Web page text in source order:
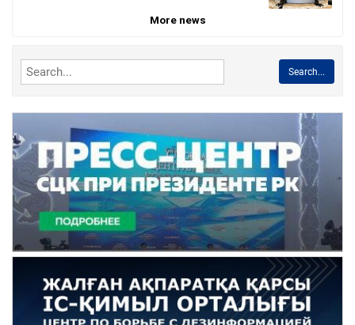
More news
Search...